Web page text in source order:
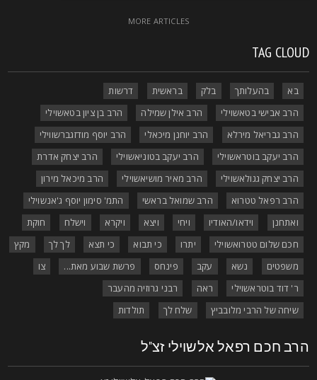
MORE ARTICLES
TAG
בא בהעלותך בלק בראשית
דרשות
הרב אבישי בטאשוילי
הרב אילן שמילה
הרב בן ציון בטאשוילי
הרב גבריאל מירלא
הרב יוחנן מיכאלי
הרב יוסף מודזגברשווילי
הרב יעקב בוטראשוילי
הרב יעקב בטוניאשוילי
הרב יצחק אדרת
הרב יצחק גגולאשוילי
הרב מאיר מושיאשוילי
הרב מיכאל מירון
הרב רפאל טטרוא
הרב שמואל בראשי
התמ' סימון יוסף ג'אנשוילי
ואתחנן
וידאו/האודיו ויחי ויצא ויקרא וישלח
חוקת
חכם שלום טטרואשוילי
יתרו כי תבוא כי תצא לך לך
מקץ
משפטים
נשא עקב פינחס פרשת שבוע מאת...
ר' דוד בוטראשוילי
ראה
רבני גרוזיה מהעבר
שיחה של הרבי מלובביץ
שלח לך תולדות
חכם רפאל אלשוילי זצ"ל